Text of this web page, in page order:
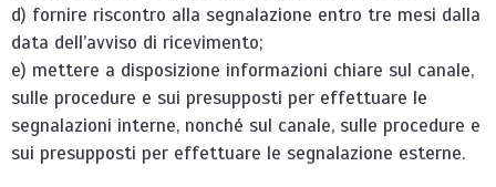
d) fornire riscontro alla segnalazione entro tre mesi dalla
data dell’avviso di ricevimento;
e) mettere a disposizione informazioni chiare sul canale,
sulle procedure e sui presupposti per effettuare le
segnalazioni interne, nonché sul canale, sulle procedure e
sui presupposti per effettuare le segnalazione esterne.